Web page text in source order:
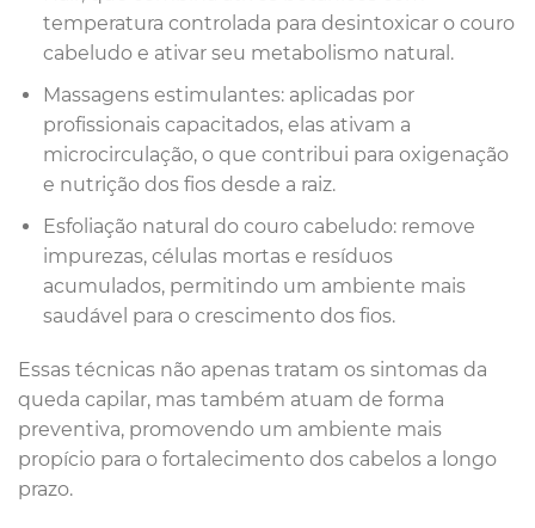
temperatura controlada para desintoxicar o couro
cabeludo e ativar seu metabolismo natural.
Massagens estimulantes: aplicadas por
profissionais capacitados, elas ativam a
microcirculação, o que contribui para oxigenação
e nutrição dos fios desde a raiz.
Esfoliação natural do couro cabeludo: remove
impurezas, células mortas e resíduos
acumulados, permitindo um ambiente mais
saudável para o crescimento dos fios.
Essas técnicas não apenas tratam os sintomas da
queda capilar, mas também atuam de forma
preventiva, promovendo um ambiente mais
propício para o fortalecimento dos cabelos a longo
prazo.